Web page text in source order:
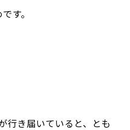
す。
行き届いていると、とも